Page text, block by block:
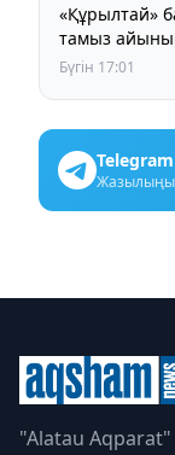
«Құрылтай»
тамыз
бастады
Бүгін 17:01
Telegram
"Alatau Aqparat"